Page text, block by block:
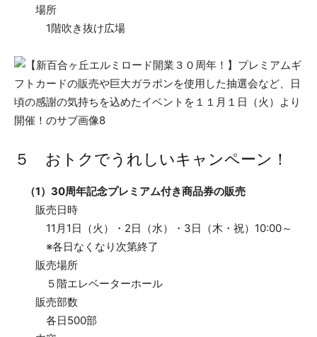
場所
1階吹き抜け広場
５ おトクでうれしいキャンペーン！
（1）30周年記念プレミアム付き商品券の販売
販売日時
11月1日（火）・2日（水）・3日（木・祝）10:00～
※各日なくなり次第終了
販売場所
５階エレベーターホール
販売部数
各日500部